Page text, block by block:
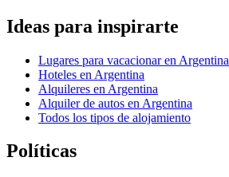
Ideas para inspirarte
Lugares para vacacionar en Argentina
Hoteles en Argentina
Alquileres en Argentina
Alquiler de autos en Argentina
Todos los tipos de alojamiento
Políticas